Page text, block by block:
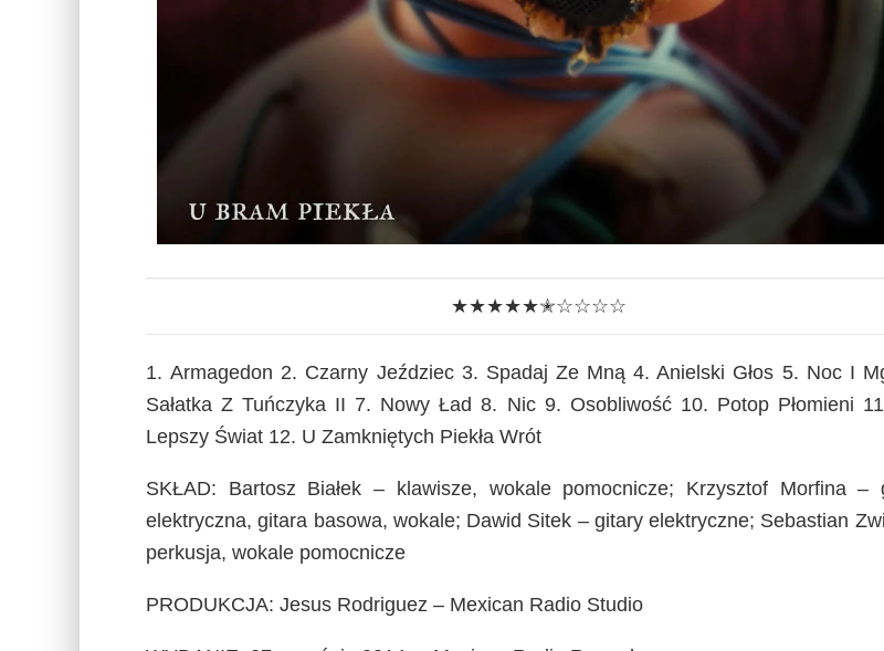
★★★★★✭☆☆☆☆
1. Armagedon 2. Czarny Jeździec 3. Spadaj Ze Mną 4. Anielski Głos 5. Noc I
Sałatka Z Tuńczyka II 7. Nowy Ład 8. Nic 9. Osobliwość 10. Potop Płomieni
Lepszy Świat 12. U Zamkniętych Piekła Wrót
SKŁAD: Bartosz Białek – klawisze, wokale pomocnicze; Krzysztof Morfina –
elektryczna, gitara basowa, wokale; Dawid Sitek – gitary elektryczne; Sebastian
perkusja, wokale pomocnicze
PRODUKCJA: Jesus Rodriguez – Mexican Radio Studio